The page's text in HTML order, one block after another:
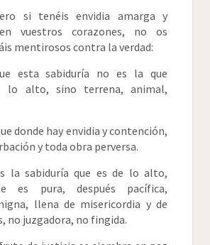
si tenéis envidia amarga y
vuestros corazones, no os
mentirosos contra la verdad:
esta sabiduría no es la que
lo alto, sino terrena, animal,
donde hay envidia y contención,
y toda obra perversa.
la sabiduría que es de lo alto,
es pura, después pacífica,
llena de misericordia y de
no juzgadora, no fingida.